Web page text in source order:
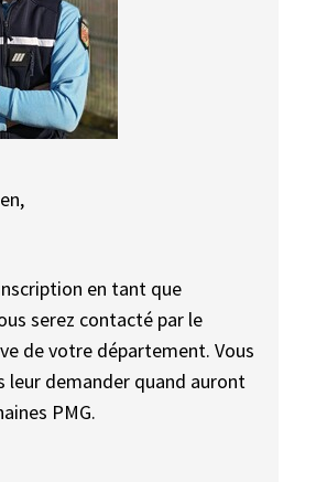
en tant que
serez contacté par le
de votre département. Vous
leur demander quand auront
PMG.